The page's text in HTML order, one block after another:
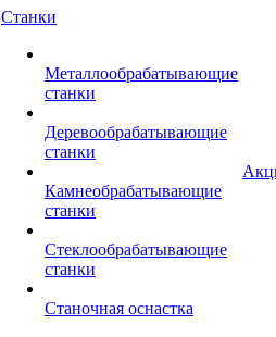
Станки
Металлообрабатывающие
станки
Деревообрабатывающие
станки
Камнеобрабатывающие
станки
Стеклообрабатывающие
станки
Станочная оснастка